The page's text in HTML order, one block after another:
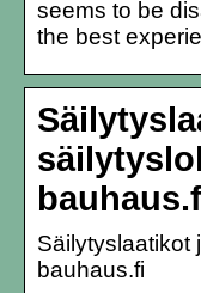
seems to be
the best
Säilytyslaatikot
bauhaus.fi